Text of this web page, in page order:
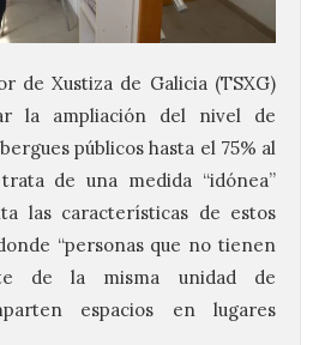
de Xustiza de Galicia (TSXG)
la ampliación del nivel de
públicos hasta el 75% al
de una medida “idónea”
las características de estos
“personas que no tienen
de la misma unidad de
espacios en lugares